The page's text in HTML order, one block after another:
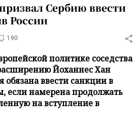
Сербию ввести
России
190
политике соседства
Йоханнес Хан
обязана ввести санкции в
если намерена продолжать
на вступление в